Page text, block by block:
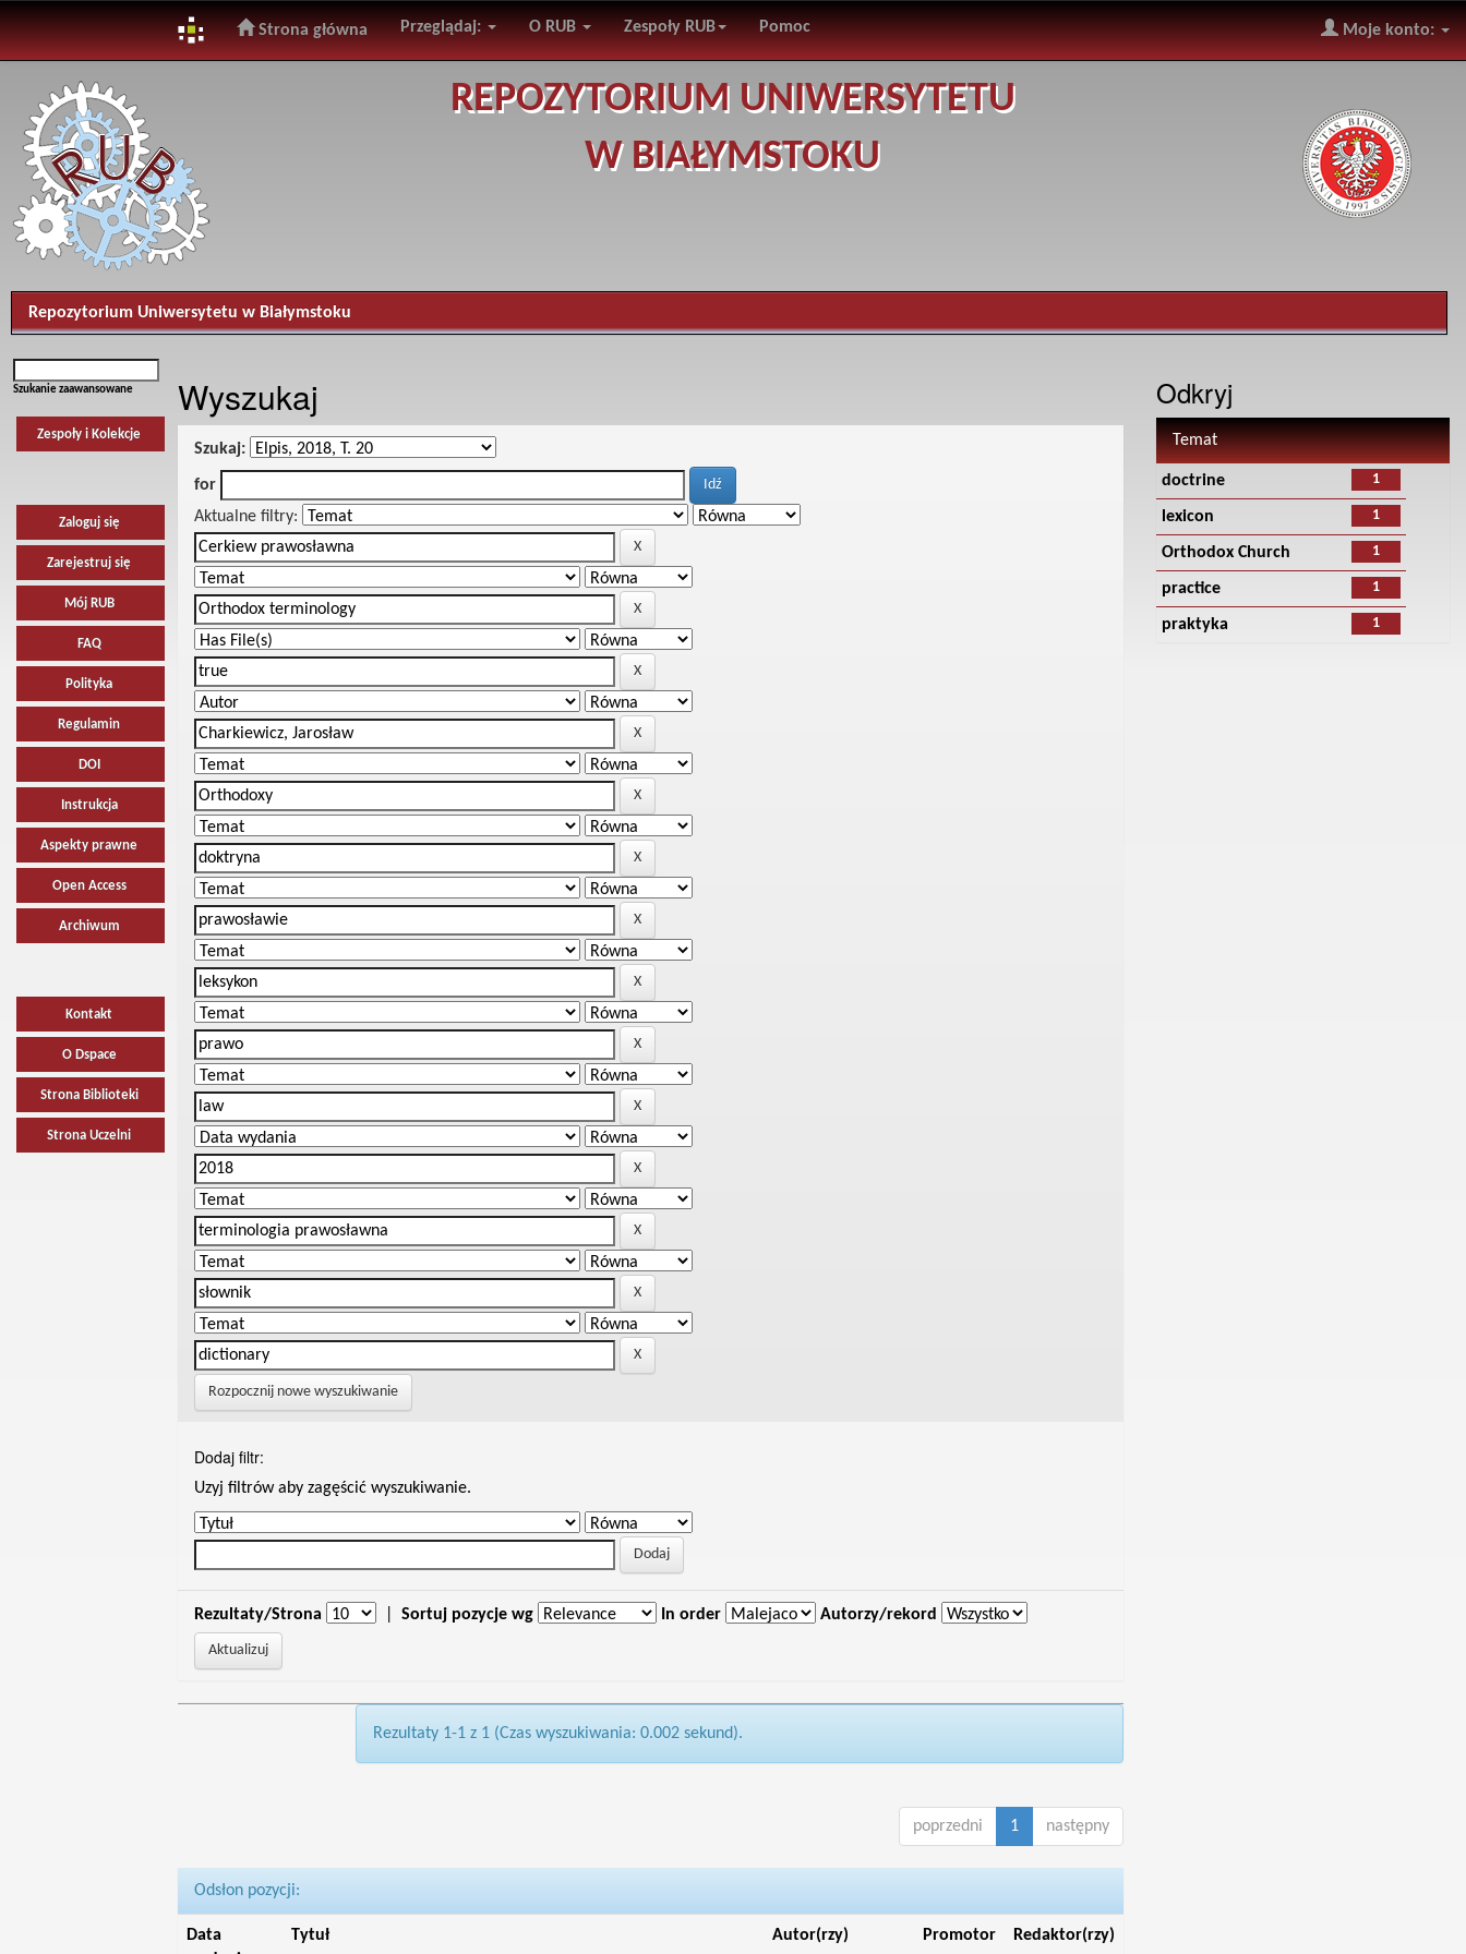
navigation
Strona główna Przeglądaj: O RUB Zespoły RUB Pomoc Moje konto:
REPOZYTORIUM UNIWERSYTETU
W BIAŁYMSTOKU
Repozytorium Uniwersytetu w Białymstoku
Szukanie zaawansowane
Zespoły i Kolekcje
Zaloguj się
Zarejestruj się
Mój RUB
FAQ
Polityka
Regulamin
DOI
Instrukcja
Aspekty prawne
Open Access
Archiwum
Kontakt
O Dspace
Strona Biblioteki
Strona Uczelni
Wyszukaj
Szukaj:
for
Aktualne filtry:
Rozpocznij nowe wyszukiwanie
Dodaj filtr:
Uzyj filtrów aby zagęścić wyszukiwanie.
Rezultaty/Strona Sortuj pozycje wg In order Autorzy/rekord
Rezultaty 1-1 z 1 (Czas wyszukiwania: 0.002 sekund).
poprzedni 1 następny
Odsłon pozycji:
Data
Tytuł Autor(rzy) Promotor Redaktor(rzy)
Odkryj
Temat
1
doctrine
1
lexicon
1
Orthodox Church
1
practice
1
praktyka